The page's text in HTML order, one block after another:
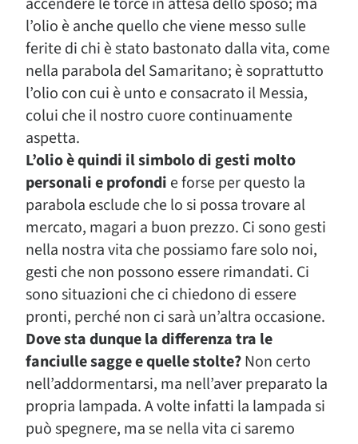
l’olio è anche quello che viene messo sulle
ferite di chi è stato bastonato dalla vita, come
nella parabola del Samaritano; è soprattutto
l’olio con cui è unto e consacrato il Messia,
colui che il nostro cuore continuamente
aspetta.
L’olio è quindi il simbolo di gesti molto
personali e profondi e forse per questo la
parabola esclude che lo si possa trovare al
mercato, magari a buon prezzo. Ci sono gesti
nella nostra vita che possiamo fare solo noi,
gesti che non possono essere rimandati. Ci
sono situazioni che ci chiedono di essere
pronti, perché non ci sarà un’altra occasione.
Dove sta dunque la differenza tra le
fanciulle sagge e quelle stolte?Non certo
nell’addormentarsi, ma nell’aver preparato la
propria lampada. A volte infatti la lampada si
può spegnere, ma se nella vita ci saremo